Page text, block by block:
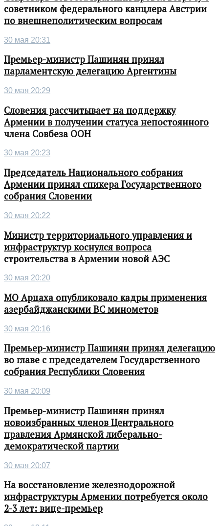
советником федерального канцлера Австрии
по внешнеполитическим вопросам
30 мая 20:31
Премьер-министр Пашинян принял
парламентскую делегацию Аргентины
30 мая 20:29
Словения рассчитывает на поддержку
Армении в получении статуса непостоянного
члена Совбеза ООН
30 мая 20:23
Председатель Национального собрания
Армении принял спикера Государственного
собрания Словении
30 мая 20:22
Министр территориального управления и
инфраструктур коснулся вопроса
строительства в Армении новой АЭС
30 мая 20:20
МО Арцаха опубликовало кадры применения
азербайджанскими ВС минометов
30 мая 20:16
Премьер-министр Пашинян принял делегацию
во главе с председателем Государственного
собрания Республики Словения
30 мая 20:09
Премьер-министр Пашинян принял
новоизбранных членов Центрального
правления Армянской либерально-
демократической партии
30 мая 20:07
На восстановление железнодорожной
инфраструктуры Армении потребуется около
2-3 лет: вице-премьер